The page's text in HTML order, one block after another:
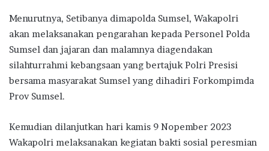
Menurutnya, Setibanya dimapolda Sumsel, Wakapolri
akan melaksanakan pengarahan kepada Personel Polda
Sumsel dan jajaran dan malamnya diagendakan
silahturrahmi kebangsaan yang bertajuk Polri Presisi
bersama masyarakat Sumsel yang dihadiri Forkompimda
Prov Sumsel.
Kemudian dilanjutkan hari kamis 9 Nopember 2023
Wakapolri melaksanakan kegiatan bakti sosial peresmian